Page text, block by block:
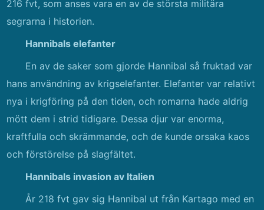
216 fvt, som anses vara en av de största militära
segrarna i historien.
Hannibals elefanter
En av de saker som gjorde Hannibal så fruktad var
hans användning av krigselefanter. Elefanter var relativt
nya i krigföring på den tiden, och romarna hade aldrig
mött dem i strid tidigare. Dessa djur var enorma,
kraftfulla och skrämmande, och de kunde orsaka kaos
och förstörelse på slagfältet.
Hannibals invasion av Italien
År 218 fvt gav sig Hannibal ut från Kartago med en